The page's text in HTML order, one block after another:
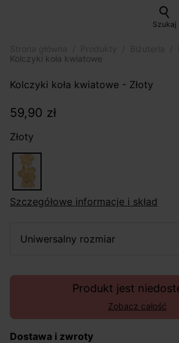
Szukaj
Kolczyki koła kwiatowe
Kolczyki koła kwiatowe - Złoty
59,90 zł
Złoty
szczegółowe informacje i skład
uniwersalny rozmiar
Produkt jest
Zobacz całość
Dostawa i zwroty